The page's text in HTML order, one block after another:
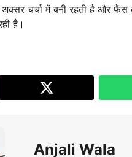
अक्सर चर्चा में बनी रहती है और
है।
Anjali Wala